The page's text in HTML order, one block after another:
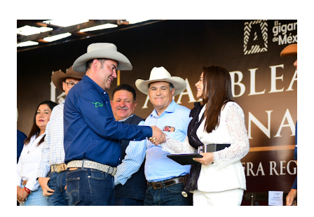
Corazón Urbano y el Municipio capital. Leo Montañez
informó que en este programa se usarán cerca de 90 mil
metros cuadrados de pintura, para dar inicio en la calle
Nieto, entre Jesús F. Elizondo y la calle 22 de Octubre, con
lo que se aplicará pintura en 66 casas. Posteriormente se
llevará este programa a Villas de Nuestra Señora de la
Asunción, Avenida Alameda y Decreto 27 de Septiembre, en
los edificios FOVISSSTE Ojo de Agua, en la comunidad
Norias de Paso Hondo y en los edificios de...